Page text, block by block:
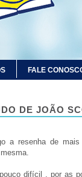
FALE
DE JOÃO
a resenha de
difícil , por as